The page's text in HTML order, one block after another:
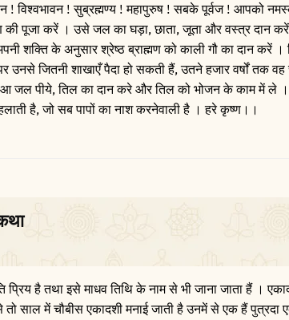
विश्वभावन ! सुब्रह्मण्य ! महापुरुष ! सबके पूर्वज ! आपको
की पूजा करें । उसे जल का घड़ा, छाता, जूता और वस्त्र दान
शक्ति के अनुसार श्रेष्ठ ब्राह्मण को काली गौ का दान करें ।
उनसे जितनी शाखाएँ पैदा हो सकती हैं, उतने हजार वर्षों तक
जल पीये, तिल का दान करे और तिल को भोजन के काम में ले
है, जो सब पापों का नाश करनेवाली है । हरे कृष्ण।।
है तथा इसे माधव तिथि के नाम से भी जाना जाता हैं ।
साल में चौबीस एकादशी मनाई जाती है उनमें से एक हैं पुत्रदा